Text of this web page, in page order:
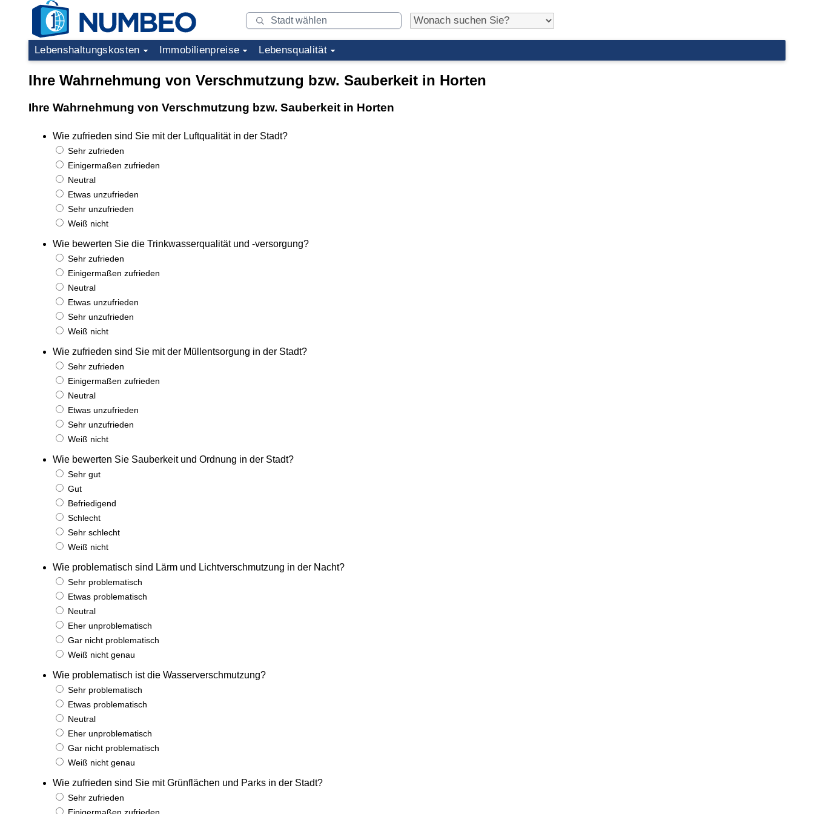
Lebenshaltungskosten Immobilienpreise Lebensqualität
Ihre Wahrnehmung von Verschmutzung bzw. Sauberkeit in Horten
Ihre Wahrnehmung von Verschmutzung bzw. Sauberkeit in Horten
Wie zufrieden sind Sie mit der Luftqualität in der Stadt?
Sehr zufrieden
Einigermaßen zufrieden
Neutral
Etwas unzufrieden
Sehr unzufrieden
Weiß nicht
Wie bewerten Sie die Trinkwasserqualität und -versorgung?
Sehr zufrieden
Einigermaßen zufrieden
Neutral
Etwas unzufrieden
Sehr unzufrieden
Weiß nicht
Wie zufrieden sind Sie mit der Müllentsorgung in der Stadt?
Sehr zufrieden
Einigermaßen zufrieden
Neutral
Etwas unzufrieden
Sehr unzufrieden
Weiß nicht
Wie bewerten Sie Sauberkeit und Ordnung in der Stadt?
Sehr gut
Gut
Befriedigend
Schlecht
Sehr schlecht
Weiß nicht
Wie problematisch sind Lärm und Lichtverschmutzung in der Nacht?
Sehr problematisch
Etwas problematisch
Neutral
Eher unproblematisch
Gar nicht problematisch
Weiß nicht genau
Wie problematisch ist die Wasserverschmutzung?
Sehr problematisch
Etwas problematisch
Neutral
Eher unproblematisch
Gar nicht problematisch
Weiß nicht genau
Wie zufrieden sind Sie mit Grünflächen und Parks in der Stadt?
Sehr zufrieden